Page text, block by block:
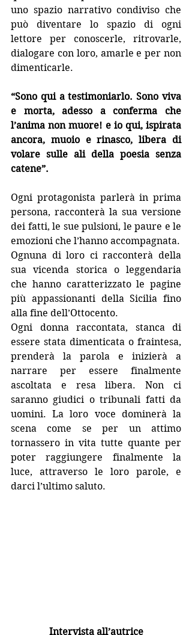
uno spazio narrativo condiviso che
può diventare lo spazio di ogni
lettore per conoscerle, ritrovarle,
dialogare con loro, amarle e per non
dimenticarle.
“Sono qui a testimoniarlo. Sono viva
e morta, adesso a conferma che
l’anima non muore! e io qui, ispirata
ancora, muoio e rinasco, libera di
volare sulle ali della poesia senza
catene”.
Ogni protagonista parlerà in prima
persona, racconterà la sua versione
dei fatti, le sue pulsioni, le paure e le
emozioni che l’hanno accompagnata.
Ognuna di loro ci racconterà della
sua vicenda storica o leggendaria
che hanno caratterizzato le pagine
più appassionanti della Sicilia fino
alla fine dell’Ottocento.
Ogni donna raccontata, stanca di
essere stata dimenticata o fraintesa,
prenderà la parola e inizierà a
narrare per essere finalmente
ascoltata e resa libera. Non ci
saranno giudici o tribunali fatti da
uomini. La loro voce dominerà la
scena come se per un attimo
tornassero in vita tutte quante per
poter raggiungere finalmente la
luce, attraverso le loro parole, e
darci l’ultimo saluto.
Intervista all’autrice